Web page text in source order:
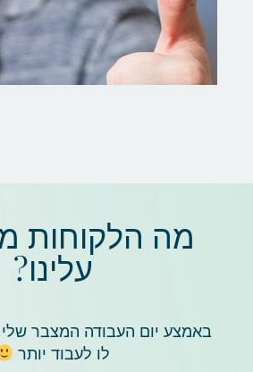
מה הלקוחות
עלינו?
באמצע יום העבודה המצבר
לו לעבוד יותר